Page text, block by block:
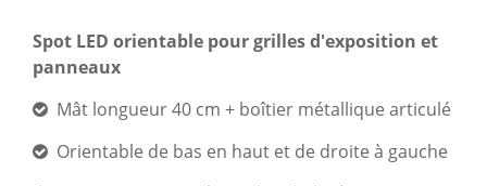
Spot LED orientable pour grilles d'exposition et
panneaux
Mât longueur 40 cm + boîtier métallique articulé
Orientable de bas en haut et de droite à gauche